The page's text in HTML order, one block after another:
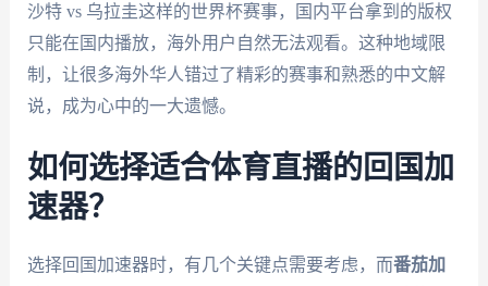
沙特 vs 乌拉圭这样的世界杯赛事，国内平台拿到的版权
只能在国内播放，海外用户自然无法观看。这种地域限
制，让很多海外华人错过了精彩的赛事和熟悉的中文解
说，成为心中的一大遗憾。
如何选择适合体育直播的回国加
速器？
选择回国加速器时，有几个关键点需要考虑，而番茄加